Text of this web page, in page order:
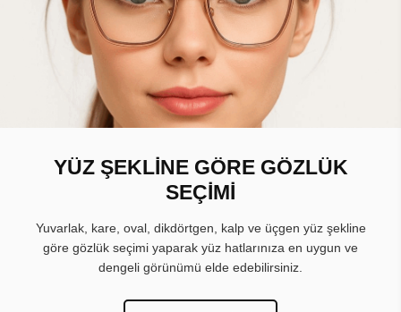
YÜZ ŞEKLİNE GÖRE GÖZLÜK
SEÇİMİ
Yuvarlak, kare, oval, dikdörtgen, kalp ve üçgen yüz şekline
göre gözlük seçimi yaparak yüz hatlarınıza en uygun ve
dengeli görünümü elde edebilirsiniz.